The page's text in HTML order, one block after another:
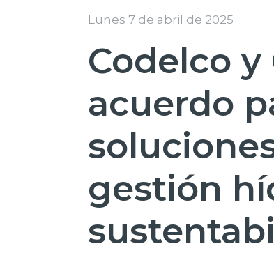
Lunes 7 de abril de 2025
Codelco y
acuerdo
gestión